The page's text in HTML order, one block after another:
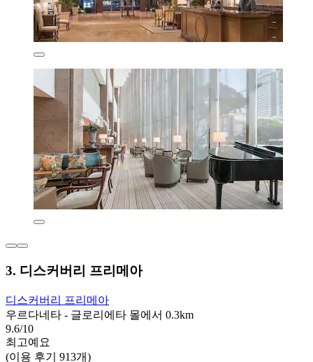
3. 디스커버리 프리메아
디스커버리 프리메아
우르다네타 - 글로리에타 몰에서 0.3km
9.6/10
최고예요
(이용 후기 913개)